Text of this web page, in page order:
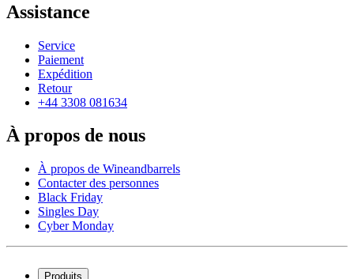
Assistance
Service
Paiement
Expédition
Retour
+44 3308 081634
À propos de nous
À propos de Wineandbarrels
Contacter des personnes
Black Friday
Singles Day
Cyber Monday
Produits